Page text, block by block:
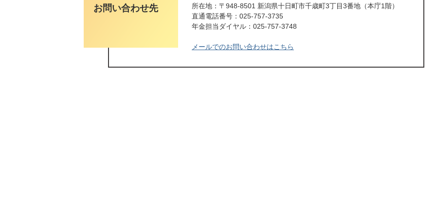
お問い合わせ先
所在地：〒948-8501 新潟県十日町市千歳町3丁目3番地（本庁1階）
直通電話番号：025-757-3735
年金担当ダイヤル：025-757-3748
メールでのお問い合わせはこちら